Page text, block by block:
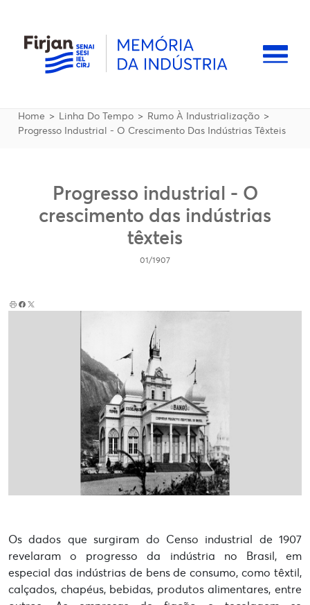
Trilha de navegação
Home Linha Do Tempo
Rumo À Industrialização
Progresso Industrial - O Crescimento Das Indústrias Têxteis
Progresso industrial - O
crescimento das indústrias
têxteis
01/1907
Os dados que surgiram do Censo industrial de 1907
revelaram o progresso da indústria no Brasil, em
especial das indústrias de bens de consumo, como têxtil,
calçados, chapéus, bebidas, produtos alimentares, entre